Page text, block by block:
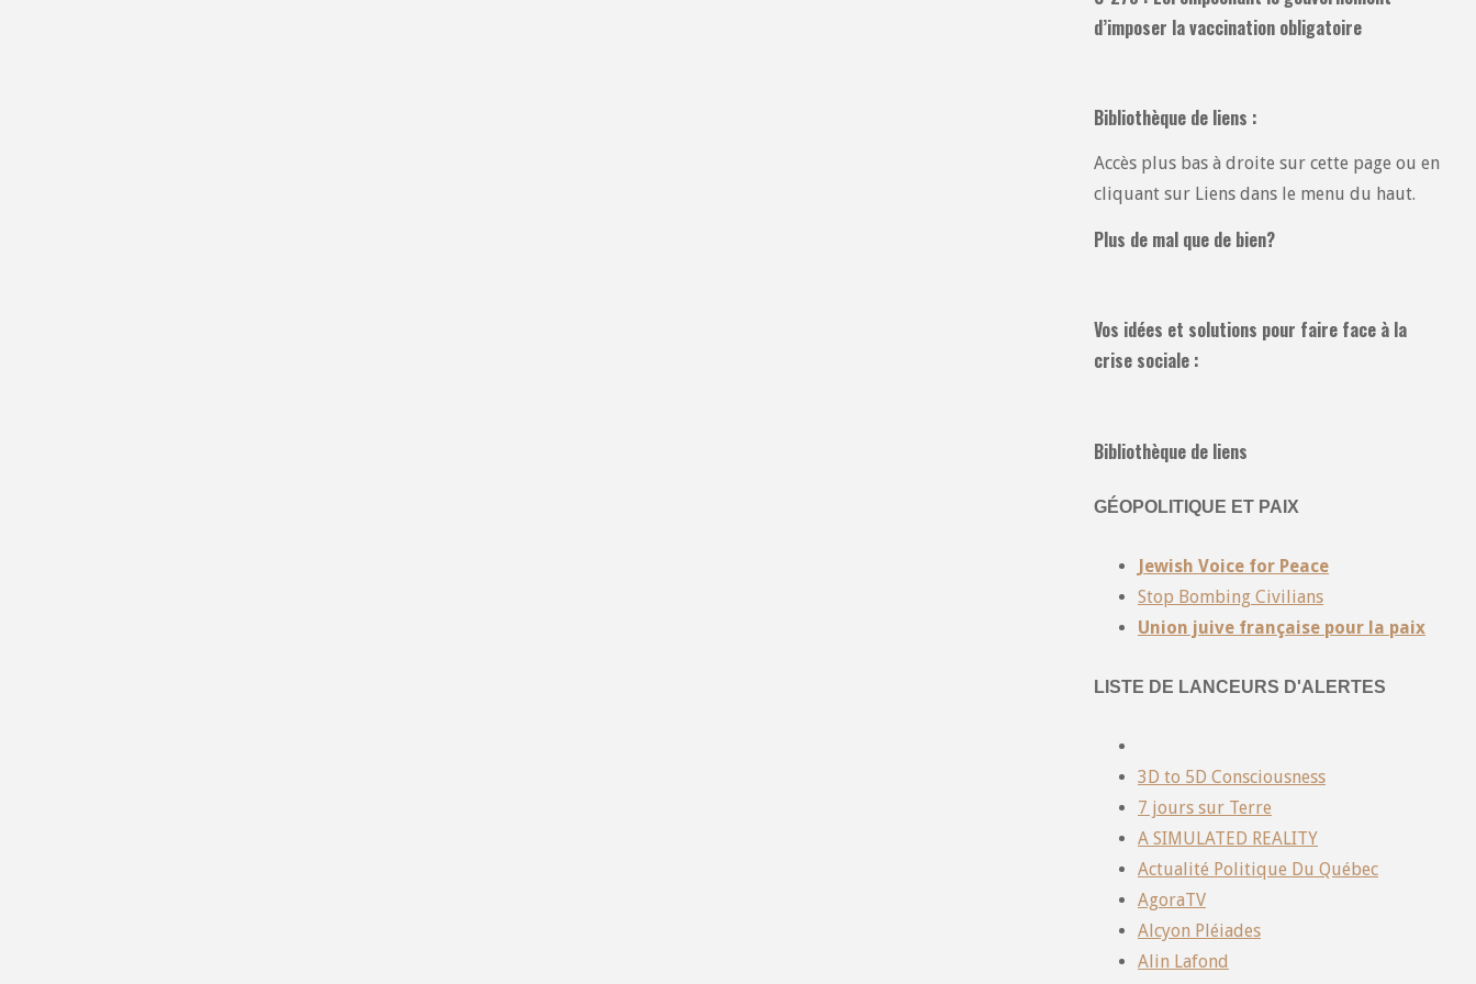
d’imposer la vaccination obligatoire
Bibliothèque de liens :
Accès plus bas à droite sur cette page ou en
cliquant sur Liens dans le menu du haut.
Plus de mal que de bien?
Vos idées et solutions pour faire face à la
crise sociale :
Bibliothèque de liens
GÉOPOLITIQUE ET PAIX
Jewish Voice for Peace
Stop Bombing Civilians
Union juive française pour la paix
LISTE DE LANCEURS D'ALERTES
3D to 5D Consciousness
7 jours sur Terre
A SIMULATED REALITY
Actualité Politique Du Québec
AgoraTV
Alcyon Pléiades
Alin Lafond